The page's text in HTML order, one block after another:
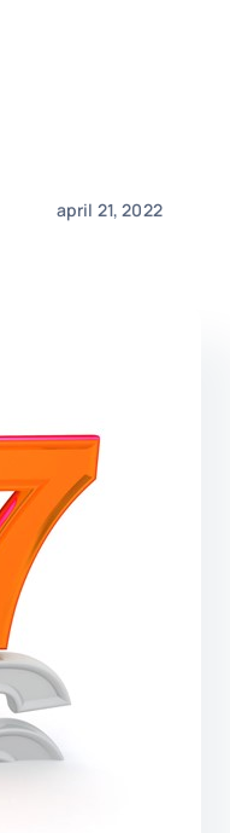
april 21, 2022